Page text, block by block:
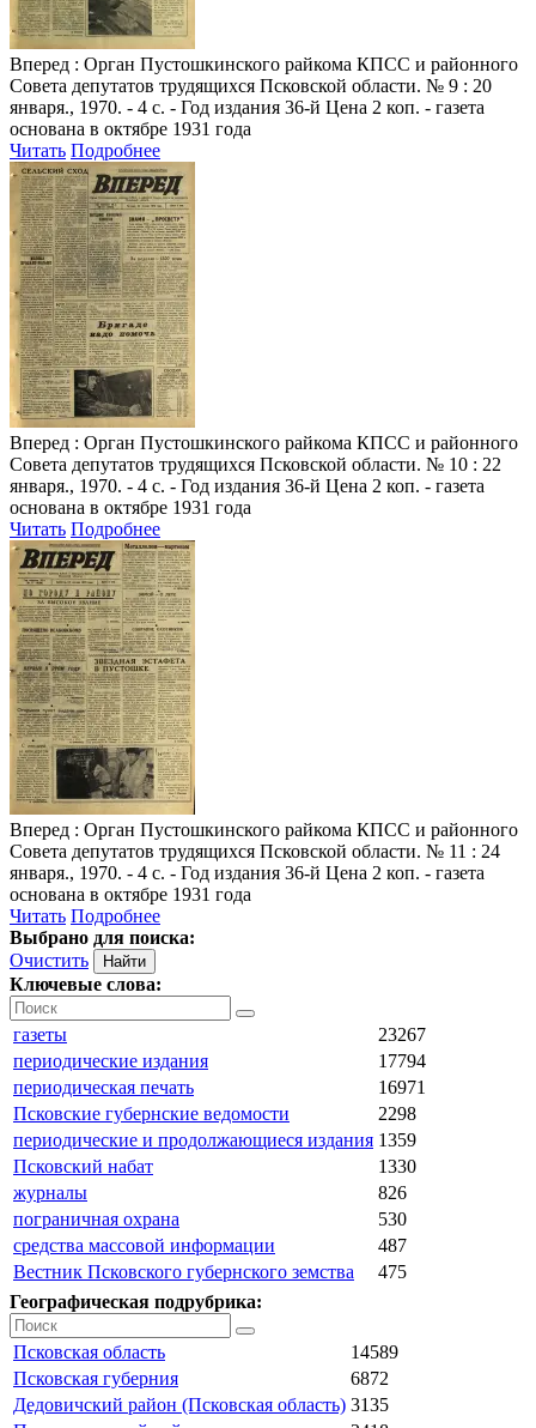
Вперед : Орган Пустошкинского райкома КПСС и районного
Совета депутатов трудящихся Псковской области. № 9 : 20
января., 1970. - 4 с. - Год издания 36-й Цена 2 коп. - газета
основана в октябре 1931 года
Читать Подробнее
Вперед : Орган Пустошкинского райкома КПСС и районного
Совета депутатов трудящихся Псковской области. № 10 : 22
января., 1970. - 4 с. - Год издания 36-й Цена 2 коп. - газета
основана в октябре 1931 года
Читать Подробнее
Вперед : Орган Пустошкинского райкома КПСС и районного
Совета депутатов трудящихся Псковской области. № 11 : 24
января., 1970. - 4 с. - Год издания 36-й Цена 2 коп. - газета
основана в октябре 1931 года
Читать Подробнее
Выбрано для поиска:
Очистить
Ключевые слова:
газеты
23267
периодические издания
17794
периодическая печать
16971
Псковские губернские ведомости
2298
периодические и продолжающиеся издания 1359
Псковский набат
1330
журналы
826
пограничная охрана
530
средства массовой информации
487
Вестник Псковского губернского земства
475
Географическая подрубрика:
Псковская область
14589
Псковская губерния
6872
Дедовичский район (Псковская область) 3135